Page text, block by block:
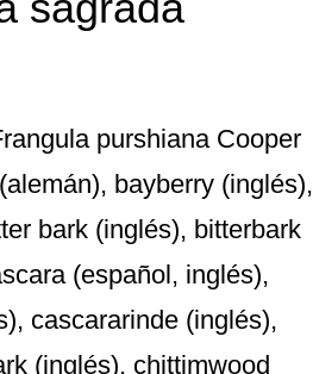
purshiana Cooper
bayberry (inglés),
bark (inglés), bitterbark
(español, inglés),
cascararinde (inglés),
(inglés), chittimwood